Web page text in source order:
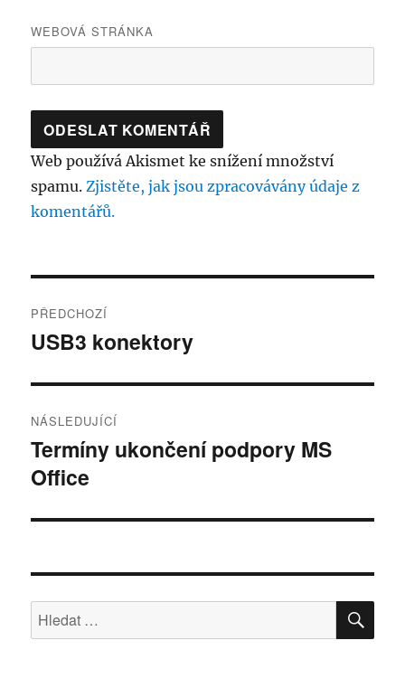
WEBOVÁ STRÁNKA
Web používá Akismet ke snížení množství
spamu.Zjistěte, jak jsou zpracovávány údaje z
komentářů.
pro
PŘEDCHOZÍ
Předchozí
USB3 konektory
NÁSLEDUJÍCÍ
Následující
příspěvek:
Termíny ukončení podpory MS
Office
Hledat: